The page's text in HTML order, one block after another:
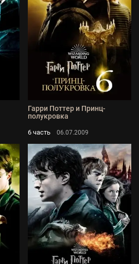
Гарри Поттер и Принц-
полукровка
6 часть 06.07.2009